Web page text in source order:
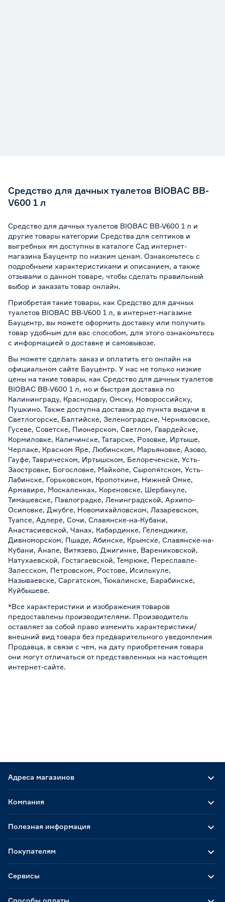
Средство для дачных туалетов BIOBAC BB-
V600 1 л
Средство для дачных туалетов BIOBAC BB-V600 1 л и
другие товары категории Средства для септиков и
выгребных ям доступны в каталоге Сад интернет-
магазина Бауцентр по низким ценам. Ознакомьтесь с
подробными характеристиками и описанием, а также
отзывами о данном товаре, чтобы сделать правильный
выбор и заказать товар онлайн.
Приобретая такие товары, как Средство для дачных
туалетов BIOBAC BB-V600 1 л, в интернет-магазине
Бауцентр, вы можете оформить доставку или получить
товар удобным для вас способом, для этого ознакомьтесь
с информацией о доставке и самовывозе.
Вы можете сделать заказ и оплатить его онлайн на
официальном сайте Бауцентр. У нас не только низкие
цены на такие товары, как Средство для дачных туалетов
BIOBAC BB-V600 1 л, но и быстрая доставка по
Калининграду, Краснодару, Омску, Новороссийску,
Пушкино. Также доступна доставка до пункта выдачи в
Светлогорске, Балтийске, Зеленоградске, Черняховске,
Гусеве, Советске, Пионерском, Светлом, Гвардейске,
Кормиловке, Каличинске, Татарске, Розовке, Иртыше,
Черлаке, Красном Яре, Любинском, Марьяновке, Азово,
Гауфе, Таврическом, Иртышском, Белореченске, Усть-
Заостровке, Богословке, Майкопе, Сыропятском, Усть-
Лабинске, Горьковском, Кропоткине, Нижней Омке,
Армавире, Москаленках, Кореновске, Шербакуле,
Тимашевске, Павлоградке, Ленинградской, Архипо-
Осиповке, Джубге, Новомихайловском, Лазаревском,
Туапсе, Адлере, Сочи, Славянске-на-Кубани,
Анастасиевской, Чанах, Кабардинке, Геленджике,
Дивноморском, Пшаде, Абинске, Крымске, Славянске-на-
Кубани, Анапе, Витязево, Джигинке, Варениковской,
Натухаевской, Гостагаевской, Темрюке, Переславле-
Залесском, Петровском, Ростове, Исилькуле,
Называевске, Саргатском, Тюкалинске, Барабинске,
Куйбышеве.
*Все характеристики и изображения товаров
предоставлены производителями. Производитель
оставляет за собой право изменить характеристики/
внешний вид товара без предварительного уведомления
Продавца, в связи с чем, на дату приобретения товара
они могут отличаться от представленных на настоящем
интернет-сайте.
Адреса магазинов
Компания
Полезная информация
Покупателям
Сервисы